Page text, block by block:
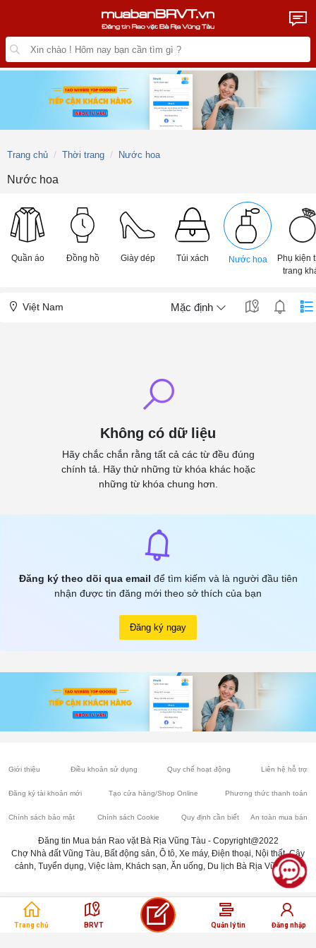
Trang chủ Thời trang Nước hoa
Nước hoa
Quần áo Đồng hồ Giày dép Túi xách Nước hoa
Phụ kiện
trang
Việt Nam Mặc định
Không có dữ liệu
Hãy chắc chắn rằng tất cả các từ đều đúng
chính tả. Hãy thử những từ khóa khác hoặc
những từ khóa chung hơn.
Đăng ký theo dõi qua email để tìm kiếm và là người đầu tiên
nhận được tin đăng mới theo sở thích của bạn
Đăng ký ngay
Trang chủ BRVT Quản lý tin Đăng nhập
Giới thiệu Điều khoản sử dụng Quy chế hoạt động Liên hệ hỗ trợ
Đăng ký tài khoản mới Tạo cửa hàng/Shop Online Phương thức thanh toán
Chính sách bảo mật Chính sách Cookie Quy định cần biết An toàn mua bán
Đăng tin Mua bán Rao vặt Bà Rịa Vũng Tàu - Copyright@2022
Chợ Nhà đất Vũng Tàu, Bất động sản, Ô tô, Xe máy, Điện thoại, Nội thất, Cây
cảnh, Tuyển dụng, Việc làm, Khách sạn, Ăn uống, Du lịch Bà Rịa Vũng Tàu